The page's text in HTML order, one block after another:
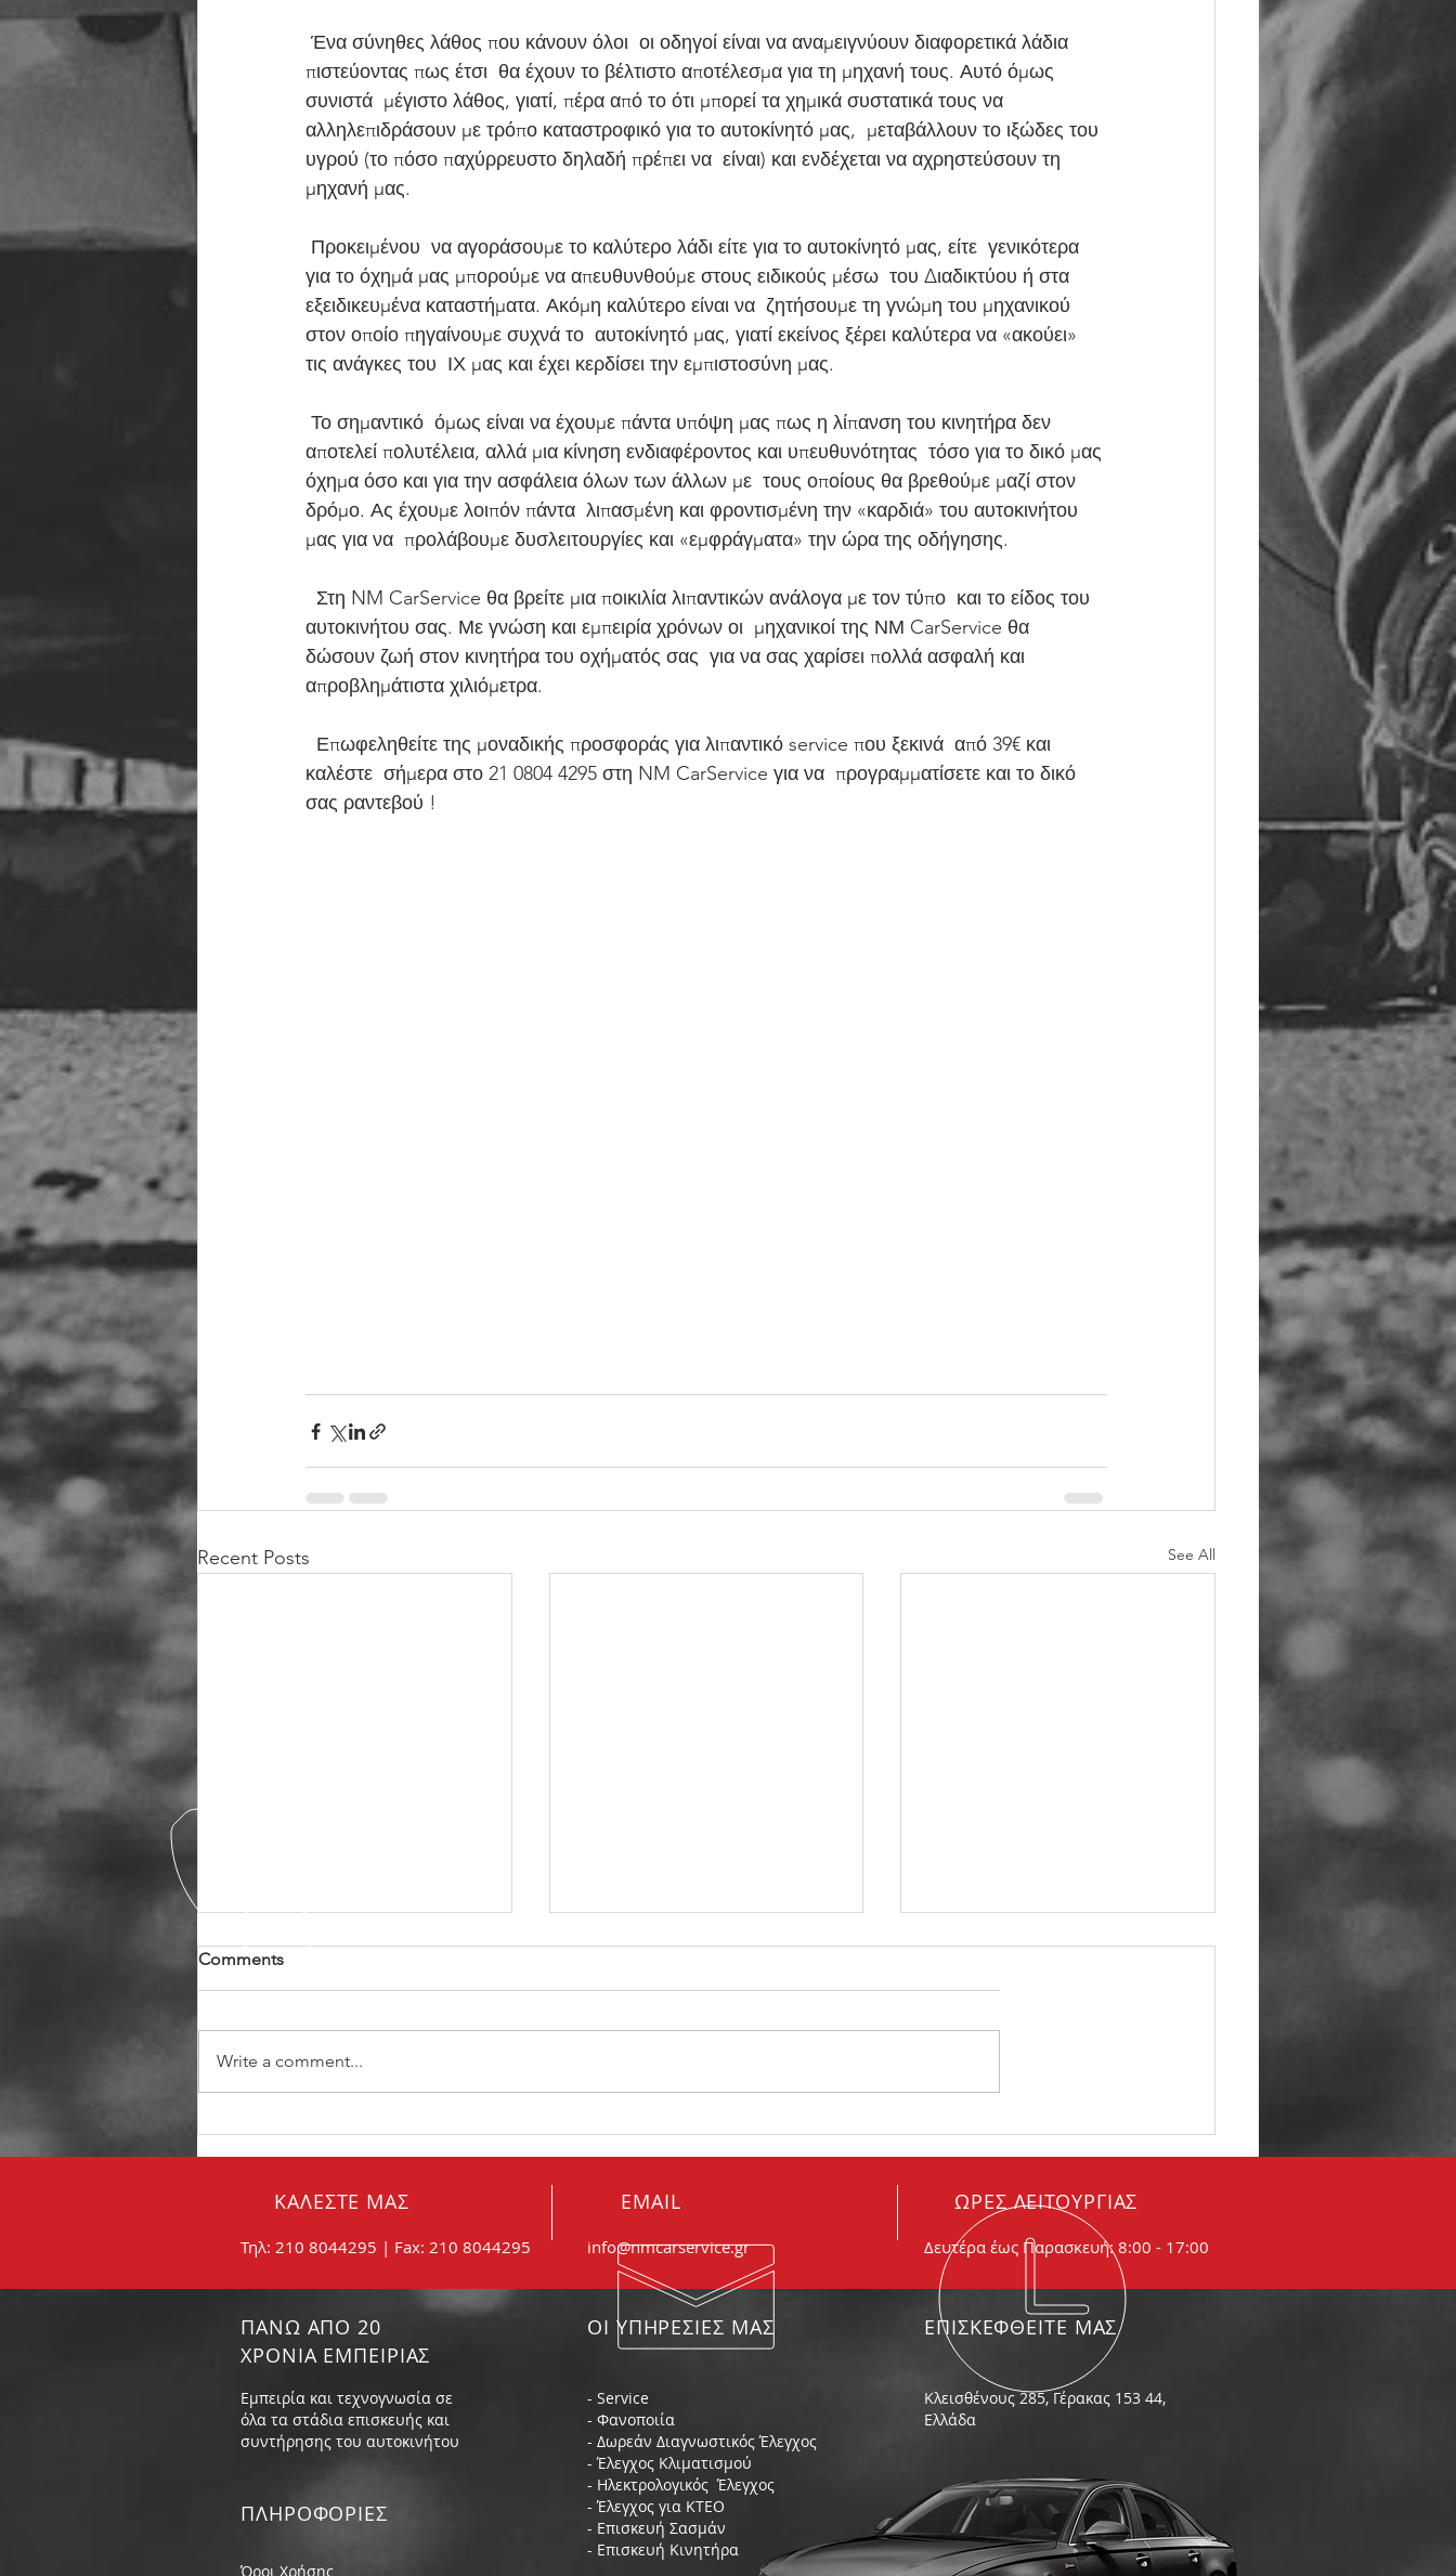
πιστεύοντας πως έτσι  θα έχουν το βέλτιστο αποτέλεσμα για τη μηχανή τους. Αυτό όμως
συνιστά  μέγιστο λάθος, γιατί, πέρα από το ότι μπορεί τα χημικά συστατικά τους να
αλληλεπιδράσουν με τρόπο καταστροφικό για το αυτοκίνητό μας,  μεταβάλλουν το ιξώδες του
υγρού (το πόσο παχύρρευστο δηλαδή πρέπει να  είναι) και ενδέχεται να αχρηστεύσουν τη
μηχανή μας.
για το όχημά μας μπορούμε να απευθυνθούμε στους ειδικούς μέσω  του Διαδικτύου ή στα
εξειδικευμένα καταστήματα. Ακόμη καλύτερο είναι να  ζητήσουμε τη γνώμη του μηχανικού
στον οποίο πηγαίνουμε συχνά το  αυτοκίνητό μας, γιατί εκείνος ξέρει καλύτερα να «ακούει»
τις ανάγκες του  ΙΧ μας και έχει κερδίσει την εμπιστοσύνη μας.
αποτελεί πολυτέλεια, αλλά μια κίνηση ενδιαφέροντος και υπευθυνότητας  τόσο για το δικό μας
όχημα όσο και για την ασφάλεια όλων των άλλων με  τους οποίους θα βρεθούμε μαζί στον
δρόμο. Ας έχουμε λοιπόν πάντα  λιπασμένη και φροντισμένη την «καρδιά» του αυτοκινήτου
μας για να  προλάβουμε δυσλειτουργίες και «εμφράγματα» την ώρα της οδήγησης.
αυτοκινήτου σας. Με γνώση και εμπειρία χρόνων οι  μηχανικοί της ΝΜ CarService θα
δώσουν ζωή στον κινητήρα του οχήματός σας  για να σας χαρίσει πολλά ασφαλή και
απροβλημάτιστα χιλιόμετρα.
καλέστε  σήμερα στο 21 0804 4295 στη NM CarService για να  προγραμματίσετε και το δικό
σας ραντεβού !
Recent Posts See All
συμβαίνει
Comments
Write a comment...
ΚΑΛΕΣΤΕ ΜΑΣ
Τηλ: 210 8044295 | Fax: 210 8044295
EMAIL
info@nmcarservice.gr
ΩΡΕΣ ΛΕΙΤΟΥΡΓΙΑΣ
Δευτέρα έως Παρασκευή: 8:00 - 17:00
ΠΑΝΩ ΑΠΟ 20
ΧΡΟΝΙΑ ΕΜΠΕΙΡΙΑΣ
Εμπειρία και τεχνογνωσία σε
όλα τα στάδια επισκευής και
συντήρησης του αυτοκινήτου
ΠΛΗΡΟΦΟΡIΕΣ
Όροι Χρήσης
ΟΙ ΥΠΗΡΕΣΙΕΣ ΜΑΣ ΕΠΙΣΚΕΦΘΕΙΤΕ ΜΑΣ
- Service
- Φανοποιία
- Δωρεάν Διαγνωστικός Έλεγχος
- Έλεγχος Κλιματισμού
- Ηλεκτρολογικός Έλεγχος
- Έλεγχος για ΚΤΕΟ
- Επισκευή Σασμάν
- Επισκευή Κινητήρα
Κλεισθένους 285, Γέρακας 153 44,
Ελλάδα